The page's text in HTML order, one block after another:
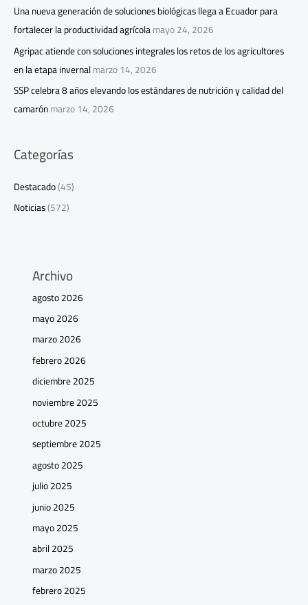
Una nueva generación de soluciones biológicas llega a Ecuador para
fortalecer la productividad agrícolamayo 24, 2026
Agripac atiende con soluciones integrales los retos de los agricultores
en la etapa invernalmarzo 14, 2026
SSP celebra 8 años elevando los estándares de nutrición y calidad del
camarónmarzo 14, 2026
Categorías
Destacado(45)
Noticias(572)
Archivo
agosto 2026
mayo 2026
marzo 2026
febrero 2026
diciembre 2025
noviembre 2025
octubre 2025
septiembre 2025
agosto 2025
julio 2025
junio 2025
mayo 2025
abril 2025
marzo 2025
febrero 2025